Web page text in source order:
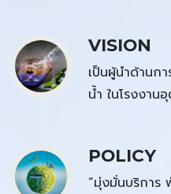
VISION
เป็นผู้นำด้านก
น้ำ ในโรงงาน
POLICY
“มุ่งมั่นบริกา